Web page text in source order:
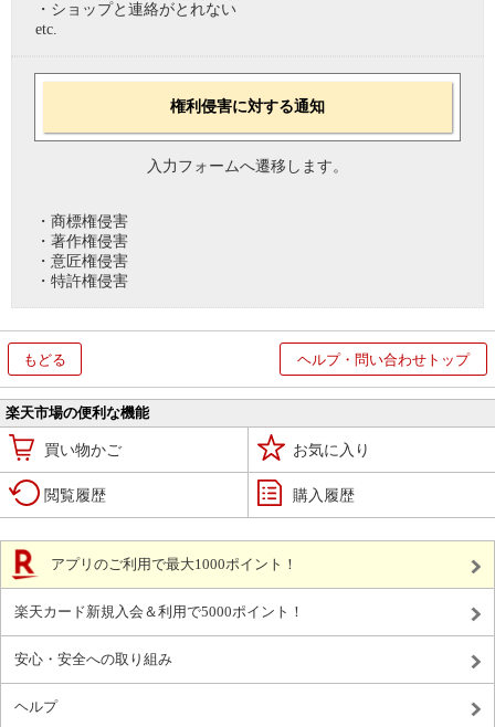
・ショップと連絡がとれない
etc.
権利侵害に対する通知
入力フォームへ遷移します。
・商標権侵害
・著作権侵害
・意匠権侵害
・特許権侵害
もどる ヘルプ・問い合わせトップ
楽天市場の便利な機能
買い物かご お気に入り
閲覧履歴 購入履歴
アプリのご利用で最大1000ポイント！
楽天カード新規入会＆利用で5000ポイント！
安心・安全への取り組み
ヘルプ